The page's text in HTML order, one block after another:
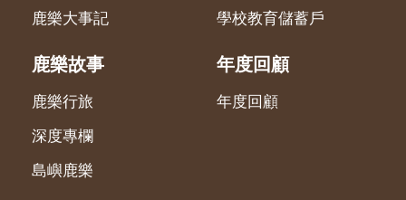
鹿樂大事記 學校教育儲蓄戶
鹿樂故事
鹿樂行旅
深度專欄
島嶼鹿樂
年度回顧
年度回顧